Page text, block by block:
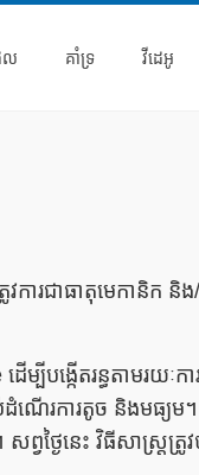
ល គាំទ្រ វីដេអូ
ជាធាតុមេកានិក និង/ឬ
ង្កើតរន្ធតាមរយៈក
ប់ដំណើរការតូច និងមធ្យ
នេះ វិធីសាស្ត្រ​ត្រូវ​ប